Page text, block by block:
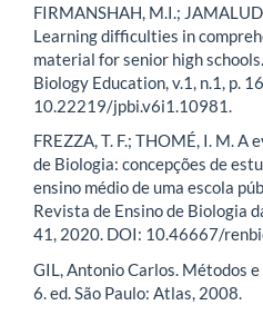
FIRMANSHAH, M.I.;
Learning difficulties in
material for senior high
Biology Education, v.1, n.1, p.
10.22219/jpbi.v6i1.10981.
FREZZA, T. F.; THOMÉ, I. M. A
de Biologia: concepções de
ensino médio de uma escola
Revista de Ensino de Biologia
41, 2020. DOI: 10.46667/
GIL, Antonio Carlos. Métodos
6. ed. São Paulo: Atlas, 2008.